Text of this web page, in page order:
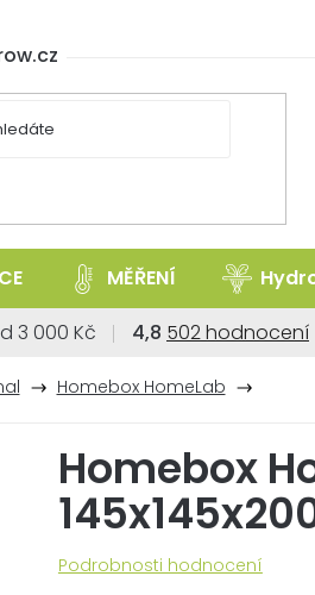
MĚŘENÍ
3 000 Kč 4,8 Průměrné
obchodu
z
5
hvězdiček.
502 hodnocení
Homebox HomeLab
Homebox
Průměrné
Podrobnosti hodnocení